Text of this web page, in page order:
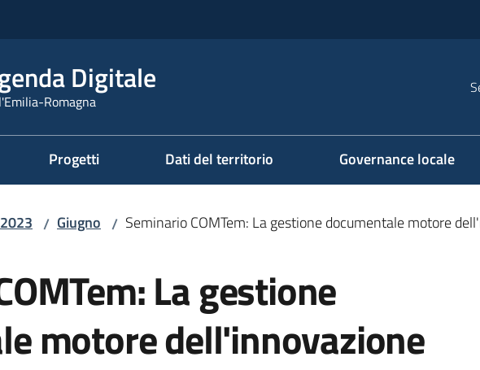
Digitale
Romagna
Progetti Dati del territorio Governance locale
2023 / Giugno / Seminario COMTem: La gestione documentale motore
La gestione
motore dell'innovazione